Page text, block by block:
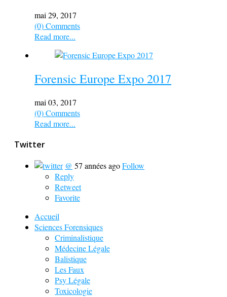
mai 29, 2017
(0) Comments
Read more...
Forensic Europe Expo 2017
mai 03, 2017
(0) Comments
Read more...
Twitter
@ 57 années agoFollow
Reply
Retweet
Favorite
Accueil
Sciences Forensiques
Criminalistique
Médecine Légale
Balistique
Les Faux
Psy Légale
Toxicologie